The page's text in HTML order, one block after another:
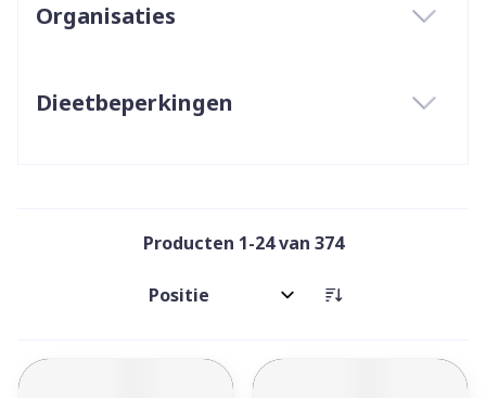
Organisaties
Dieetbeperkingen
Producten 1-24van 374
Sorteer op: